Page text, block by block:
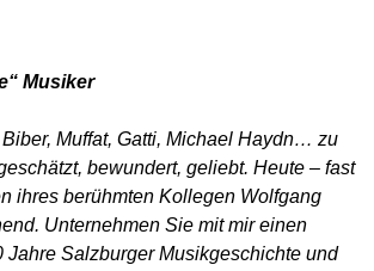
Musiker
Muffat, Gatti, Michael Haydn… zu
bewundert, geliebt. Heute – fast
ihres berühmten Kollegen Wolfgang
Unternehmen Sie mit mir einen
Jahre Salzburger Musikgeschichte und